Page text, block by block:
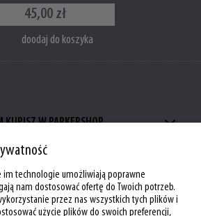
45,00 zł
doodaj do koszyka
KUPISZ W PARKERSHOP
W PARKERSHOP
KONTO W PARKERSHOP
im technologie umożliwiają poprawne
nam dostosować ofertę do Twoich potrzeb.
przez nas wszystkich tych plików i
użycie plików do swoich preferencji,